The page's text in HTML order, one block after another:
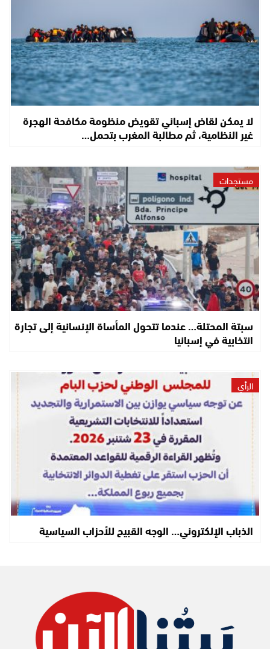
لا يمكن لقاض إسباني تقويض منظومة مكافحة الهجرة
غير النظامية، ثم مطالبة المغرب بتحمل…
مستجدات
سبتة المحتلة… عندما تتحول المأساة الإنسانية إلى تجارة
انتخابية في إسبانيا
الرأي
الذباب الإلكتروني… الوجه القبيح للأحزاب السياسية